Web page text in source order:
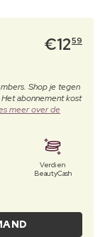
€1259
Shop je tegen
abonnement kost
meer over de
Verdien
BeautyCash